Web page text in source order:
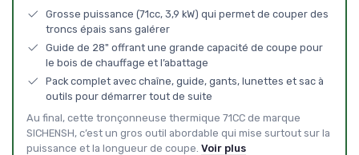
Grosse puissance (71cc, 3,9 kW) qui permet de couper des
troncs épais sans galérer
Guide de 28" offrant une grande capacité de coupe pour
le bois de chauffage et l’abattage
Pack complet avec chaîne, guide, gants, lunettes et sac à
outils pour démarrer tout de suite
Au final, cette tronçonneuse thermique 71CC de marque
SICHENSH, c’est un gros outil abordable qui mise surtout sur la
puissance et la longueur de coupe. Voir plus